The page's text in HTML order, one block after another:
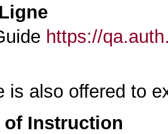
https://
is also offered to
of Instruction